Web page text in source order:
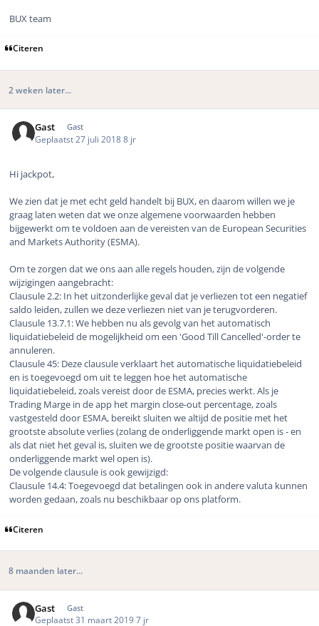
BUX team
Citeren
2 weken later...
Gast Gast
Geplaatst 27 juli 20188 jr
Hi jackpot,
We zien dat je met echt geld handelt bij BUX, en daarom willen we je
graag laten weten dat we onze algemene voorwaarden hebben
bijgewerkt om te voldoen aan de vereisten van de European Securities
and Markets Authority (ESMA).
Om te zorgen dat we ons aan alle regels houden, zijn de volgende
wijzigingen aangebracht:
Clausule 2.2: In het uitzonderlijke geval dat je verliezen tot een negatief
saldo leiden, zullen we deze verliezen niet van je terugvorderen.
Clausule 13.7.1: We hebben nu als gevolg van het automatisch
liquidatiebeleid de mogelijkheid om een 'Good Till Cancelled'-order te
annuleren.
Clausule 45: Deze clausule verklaart het automatische liquidatiebeleid
en is toegevoegd om uit te leggen hoe het automatische
liquidatiebeleid, zoals vereist door de ESMA, precies werkt. Als je
Trading Marge in de app het margin close-out percentage, zoals
vastgesteld door ESMA, bereikt sluiten we altijd de positie met het
grootste absolute verlies (zolang de onderliggende markt open is - en
als dat niet het geval is, sluiten we de grootste positie waarvan de
onderliggende markt wel open is).
De volgende clausule is ook gewijzigd:
Clausule 14.4: Toegevoegd dat betalingen ook in andere valuta kunnen
worden gedaan, zoals nu beschikbaar op ons platform.
Citeren
8 maanden later...
Gast Gast
Geplaatst 31 maart 20197 jr